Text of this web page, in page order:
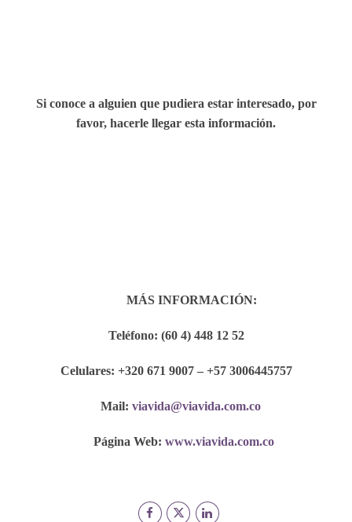
Si conoce a alguien que pudiera estar interesado, por
favor, hacerle llegar esta información.
MÁS INFORMACIÓN:
Teléfono: (60 4) 448 12 52
Celulares: +320 671 9007 – +57 3006445757
Mail: viavida@viavida.com.co
Página Web: www.viavida.com.co